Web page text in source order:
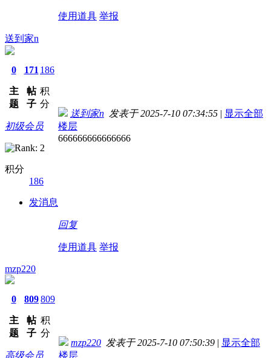
使用道具 举报
送到家n
0
主
题
171
帖
子
186
积
分
初级会员
积分
186
发消息
送到家n 发表于 2025-7-10 07:34:55 | 显示全部
楼层
666666666666666
回复
使用道具 举报
mzp220
0
主
题
809
帖
子
809
积
分
高级会员
mzp220 发表于 2025-7-10 07:50:39 | 显示全部
楼层